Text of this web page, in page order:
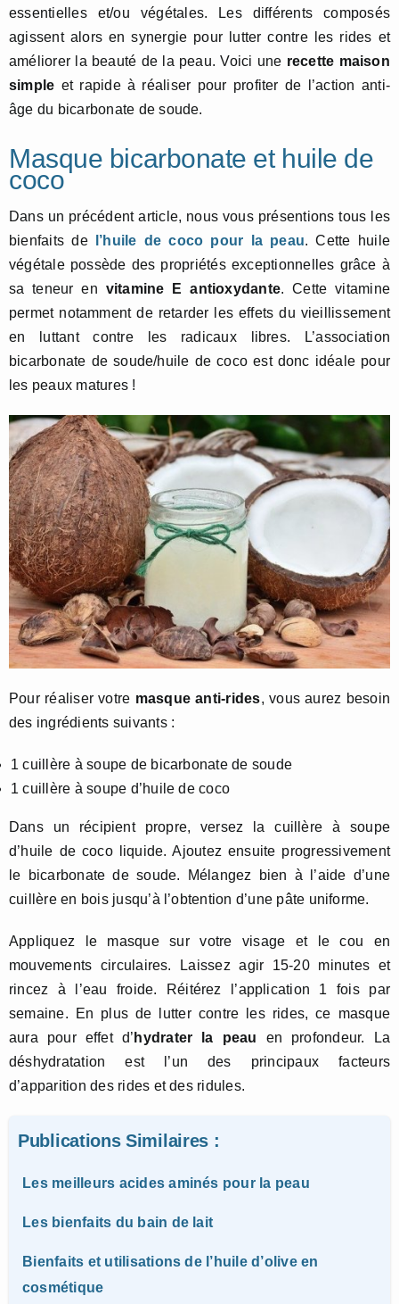
essentielles et/ou végétales. Les différents composés
agissent alors en synergie pour lutter contre les rides et
améliorer la beauté de la peau. Voici une recette maison
simple et rapide à réaliser pour profiter de l’action anti-
âge du bicarbonate de soude.
Masque bicarbonate et huile de
coco
Dans un précédent article, nous vous présentions tous les
bienfaits de
l’huile de coco pour la peau. Cette huile
végétale possède des propriétés exceptionnelles grâce à
sa teneur en vitamine E antioxydante. Cette vitamine
permet notamment de retarder les effets du vieillissement
en luttant contre les radicaux libres. L’association
bicarbonate de soude/huile de coco est donc idéale pour
les peaux matures !
Pour réaliser votre masque anti-rides, vous aurez besoin
des ingrédients suivants :
1 cuillère à soupe de bicarbonate de soude
1 cuillère à soupe d’huile de coco
Dans un récipient propre, versez la cuillère à soupe
d’huile de coco liquide. Ajoutez ensuite progressivement
le bicarbonate de soude. Mélangez bien à l’aide d’une
cuillère en bois jusqu’à l’obtention d’une pâte uniforme.
Appliquez le masque sur votre visage et le cou en
mouvements circulaires. Laissez agir 15-20 minutes et
rincez à l’eau froide. Réitérez l’application 1 fois par
semaine. En plus de lutter contre les rides, ce masque
aura pour effet d’ hydrater la peau en profondeur. La
déshydratation est l’un des principaux facteurs
d’apparition des rides et des ridules.
Publications Similaires :
Les meilleurs acides aminés pour la peau
Les bienfaits du bain de lait
Bienfaits et utilisations de l’huile d’olive en
cosmétique